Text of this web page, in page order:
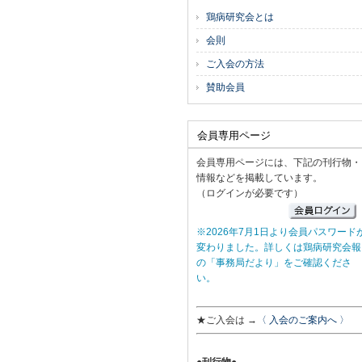
鶏病研究会とは
会則
ご入会の方法
賛助会員
会員専用ページ
会員専用ページには、下記の刊行物・
情報などを掲載しています。
（ログインが必要です）
※2026年7月1日より会員パスワード
変わりました。詳しくは鶏病研究会報
の「事務局だより」をご確認くださ
い。
★ご入会は → 〈 入会のご案内へ 〉